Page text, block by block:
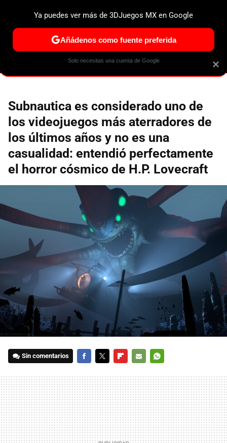
ESPECIALES PS5 NINTENDO SWITCH 2 XBOX
Subnautica es considerado uno de
los videojuegos más aterradores de
los últimos años y no es una
casualidad: entendió perfectamente
el horror cósmico de H.P. Lovecraft
Sin comentarios
MAIL
×
Ya puedes ver más de 3DJuegos MX en Google
Añádenos como fuente preferida
Solo necesitas una cuenta de Google